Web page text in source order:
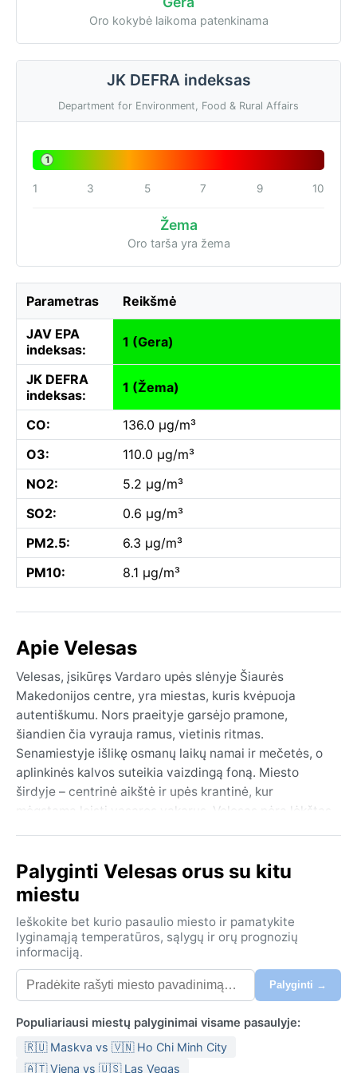
Oro kokybė laikoma patenkinama
JK DEFRA indeksas
Department for Environment, Food & Rural Affairs
1
1 3 5 7 9 10
Žema
Oro tarša yra žema
Parametras Reikšmė
JAV EPA
indeksas:
1 (Gera)
JK DEFRA
indeksas:
1 (Žema)
CO:
136.0 µg/m³
O3:
110.0 µg/m³
NO2:
5.2 µg/m³
SO2:
0.6 µg/m³
PM2.5:
6.3 µg/m³
PM10:
8.1 µg/m³
Apie Velesas
Velesas, įsikūręs Vardaro upės slėnyje Šiaurės
Makedonijos centre, yra miestas, kuris kvėpuoja
autentiškumu. Nors praeityje garsėjo pramone,
šiandien čia vyrauja ramus, vietinis ritmas.
Senamiestyje išlikę osmanų laikų namai ir mečetės, o
aplinkinės kalvos suteikia vaizdingą foną. Miesto
širdyje – centrinė aikštė ir upės krantinė, kur
mėgstama leisti vasaros vakarus. Velesas nėra lėkštas
Geografiškai miestas įsitaisęs tarp aukštumų, todėl
čia nuolat jaučiamas švelnus vėjas.
Pagal Köppen klasifikaciją Velesas patenka į BSk
(šaltas pusdykumių) klimato juostą. Vasara būna
karšta ir sausa – liepos ir rugpjūčio dienomis
termometras neretai rodo virš 35 °C, o naktys išlieka
vėsokos. Žiema, priešingai, atneša šaltį, temperatūrai
per metus jų tesukrenta apie 400–500 mm,
daugiausia pavasarį ir rudenį. Oro drėgnumas čia
žemas, todėl karštis lengviau pakeliamas. Ką susidėti į
Palyginti Velesas orus su kitu
miestu
Ieškokite bet kurio pasaulio miesto ir pamatykite
lyginamąją temperatūros, sąlygų ir orų prognozių
informaciją.
Palyginti →
Populiariausi miestų palyginimai visame pasaulyje:
🇷🇺 Maskva vs 🇻🇳 Ho Chi Minh City
🇦🇹 Viena vs 🇺🇸 Las Vegas